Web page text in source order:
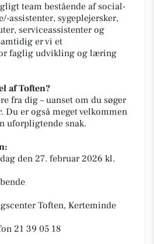
team bestående af social-
assistenter, sygeplejersker,
serviceassistenter og
er vi et
faglig udvikling og læring
af Toften?
fra dig – uanset om du søger
Du er også meget velkommen
uforpligtende snak.
den 27. februar 2026 kl.
Toften, Kerteminde
21 39 05 18